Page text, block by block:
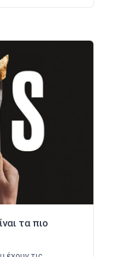
τα πιο